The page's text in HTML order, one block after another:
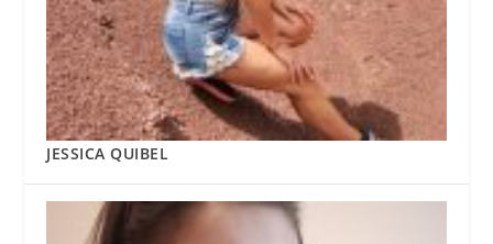
JESSICA QUIBEL